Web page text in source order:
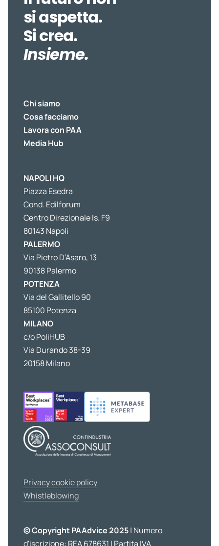
si aspetta.
Si crea.
Insieme.
Chi siamo
Cosa facciamo
Lavora con PAA
Media Hub
NAPOLI HQ
Piazza Esedra
Cond. Edilforum
Centro Direzionale Is. F9
80143 Napoli
PALERMO
Via Pietro D’Asaro, 13
90138 Palermo
POTENZA
Via del Gallitello 90
85100 Potenza
MILANO
c/o PoliHUB
Via Durando 38-39
20158 Milano
Privacy cookie policy
Whistleblowing
© Copyright PAAdvice 2025| Numero
d'iscrizione: REA 678631 | Partita IVA